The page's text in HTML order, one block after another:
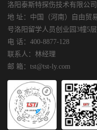
洛阳泰斯特探伤技术有限公司
地 址：中国（河南）自由贸
号洛阳留学人员创业园3幢5
电 话：400-8877-128
联系人：林经理
邮 箱：tst@tst-ly.com